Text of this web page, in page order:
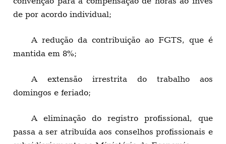
de por acordo individual;
A redução da contribuição ao FGTS, que é
mantida em 8%;
A extensão irrestrita do trabalho aos
domingos e feriado;
A eliminação do registro profissional, que
passa a ser atribuída aos conselhos profissionais e